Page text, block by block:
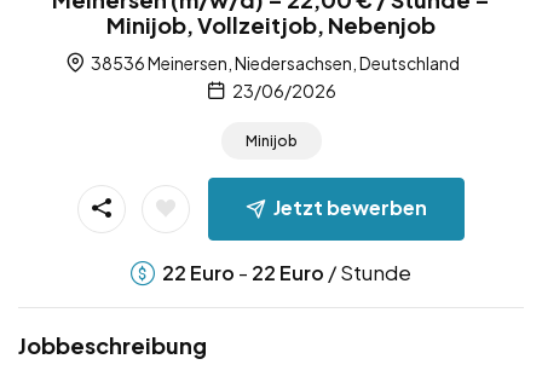
Minijob, Vollzeitjob, Nebenjob
38536 Meinersen, Niedersachsen, Deutschland
23/06/2026
Minijob
Jetzt bewerben
22 Euro - 22 Euro / Stunde
Jobbeschreibung